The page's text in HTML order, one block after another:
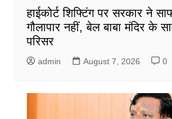
हाईकोर्ट शिफ्टिंग पर सरकार ने
गौलापार नहीं, बेल बाबा मंदिर के
परिसर
admin August 7, 2026 0